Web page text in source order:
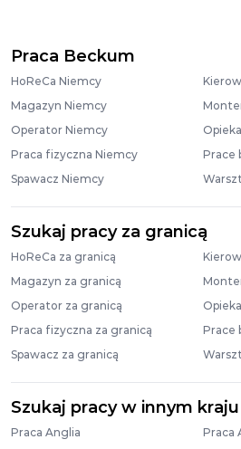
Praca Beckum
HoReCa Niemcy
Magazyn Niemcy
Operator Niemcy
Praca fizyczna Niemcy
Prace
Spawacz Niemcy
Szukaj pracy za granicą
HoReCa za granicą
Magazyn za granicą
Operator za granicą
Praca fizyczna za granicą
Prace
Spawacz za granicą
Szukaj pracy w innym kraju
Praca Anglia
Praca